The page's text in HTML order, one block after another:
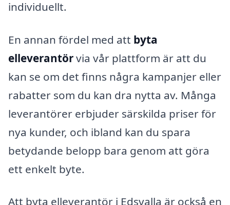
individuellt.
En annan fördel med att byta
elleverantörvia vår plattform är att du
kan se om det finns några kampanjer eller
rabatter som du kan dra nytta av. Många
leverantörer erbjuder särskilda priser för
nya kunder, och ibland kan du spara
betydande belopp bara genom att göra
ett enkelt byte.
Att byta elleverantör i Edsvalla är också en